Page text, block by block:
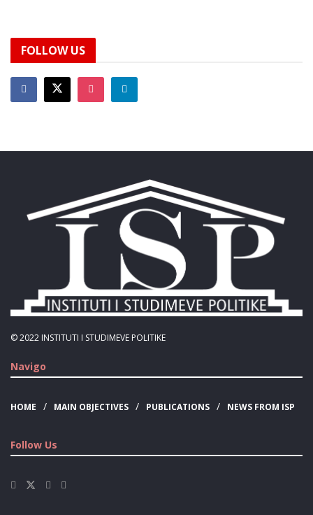
FOLLOW US
© 2022 INSTITUTI I STUDIMEVE POLITIKE
Navigo
HOME MAIN OBJECTIVES PUBLICATIONS NEWS FROM ISP
Follow Us